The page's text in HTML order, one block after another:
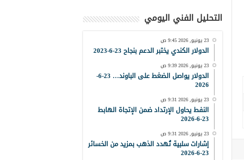
التحليل الفني اليومي
23 يونيو, 2026 9:45 ص
الدولار الكندي يختبر الدعم بنجاح 23-6-2023
23 يونيو, 2026 9:39 ص
الدولار يواصل الضغط على الباوند… 23-6-
2026
23 يونيو, 2026 9:31 ص
النفط يحاول الإرتداد ضمن الإتجاة الهابط
23-6-2026
23 يونيو, 2026 9:31 ص
إشارات سلبية تُهدد الذهب بمزيد من الخسائر
23-6-2026